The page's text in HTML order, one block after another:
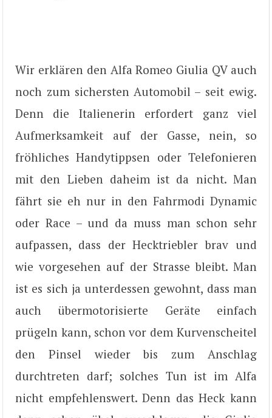
Wir erklären den Alfa Romeo Giulia QV auch
noch zum sichersten Automobil – seit ewig.
Denn die Italienerin erfordert ganz viel
Aufmerksamkeit auf der Gasse, nein, so
fröhliches Handytippsen oder Telefonieren
mit den Lieben daheim ist da nicht. Man
fährt sie eh nur in den Fahrmodi Dynamic
oder Race – und da muss man schon sehr
aufpassen, dass der Hecktriebler brav und
wie vorgesehen auf der Strasse bleibt. Man
ist es sich ja unterdessen gewohnt, dass man
auch übermotorisierte Geräte einfach
prügeln kann, schon vor dem Kurvenscheitel
den Pinsel wieder bis zum Anschlag
durchtreten darf; solches Tun ist im Alfa
nicht empfehlenswert. Denn das Heck kann